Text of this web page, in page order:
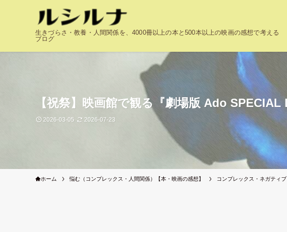
生きづらさ・教養・人間関係を、4000冊以上の本と500本以上の映画の感想で考える
ブログ
【祝祭】映画館で観る『劇場版 Ado
2026-03-05 2026-07-23
ホーム 悩む（コンプレックス・人間関係）【本・映画の感想】 コンプレックス・ネガティ